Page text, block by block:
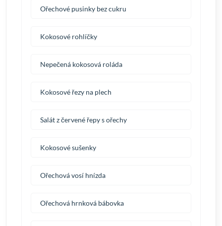
Ořechové pusinky bez cukru
Kokosové rohlíčky
Nepečená kokosová roláda
Kokosové řezy na plech
Salát z červené řepy s ořechy
Kokosové sušenky
Ořechová vosí hnízda
Ořechová hrnková bábovka